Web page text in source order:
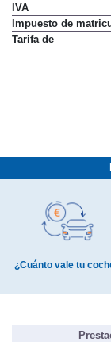
IVA
Impuesto de
Tarifa de
¿Cuánto vale tu